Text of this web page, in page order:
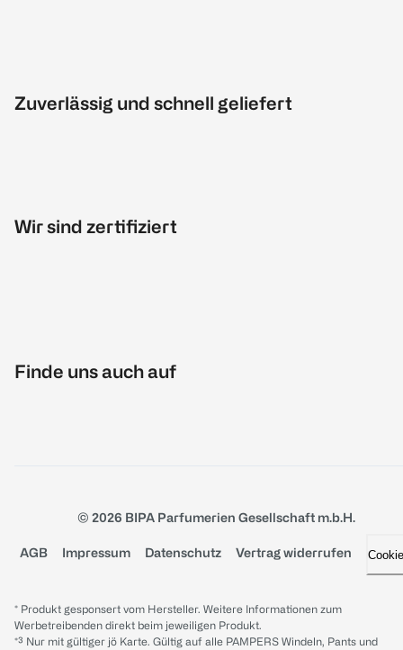
Zuverlässig und schnell geliefert
Wir sind zertifiziert
Finde uns auch auf
© 2026 BIPA Parfumerien Gesellschaft m.b.H.
AGB Impressum Datenschutz Vertrag widerrufen
* Produkt gesponsert vom Hersteller. Weitere Informationen zum
Werbetreibenden direkt beim jeweiligen Produkt.
*³ Nur mit gültiger jö Karte. Gültig auf alle PAMPERS Windeln, Pants und